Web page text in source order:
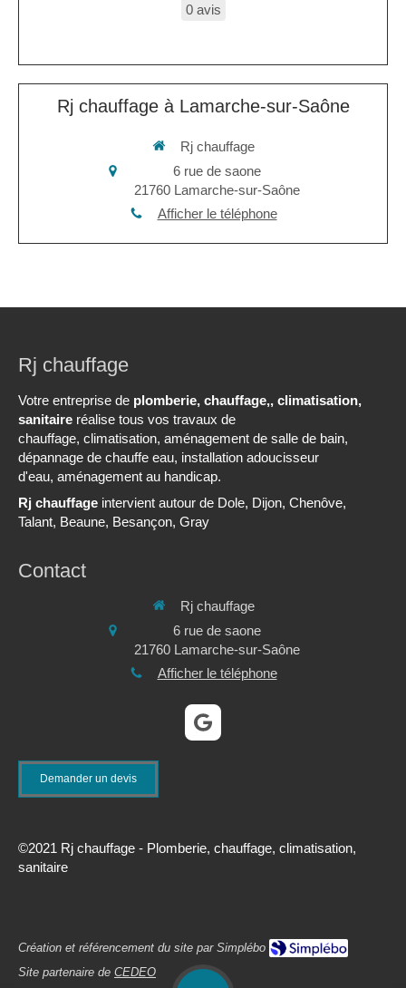
0 avis
Rj chauffage à Lamarche-sur-Saône
Rj chauffage
6 rue de saone
21760 Lamarche-sur-Saône
Afficher le téléphone
Rj chauffage
Votre entreprise de plomberie, chauffage,, climatisation,
sanitaire réalise tous vos travaux de
chauffage, climatisation, aménagement de salle de bain,
dépannage de chauffe eau, installation adoucisseur
d'eau, aménagement au handicap.
Rj chauffage intervient autour de Dole, Dijon, Chenôve,
Talant, Beaune, Besançon, Gray
Contact
Rj chauffage
6 rue de saone
21760 Lamarche-sur-Saône
Afficher le téléphone
Demander un devis
©2021 Rj chauffage - Plomberie, chauffage, climatisation,
sanitaire
Création et référencement du site par Simplébo
Site partenaire de CEDEO